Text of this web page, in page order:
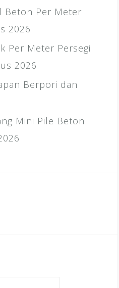
Beton Per Meter
2026
Per Meter Persegi
2026
Berpori dan
Mini Pile Beton